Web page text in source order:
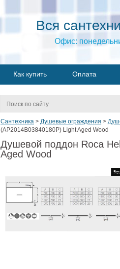
Вся
Офис:
Как купить Оплата
Сантехника > Душевые ограждения >
(AP2014B03840180P) Light Aged Wood
Душевой поддон Roca
Aged Wood